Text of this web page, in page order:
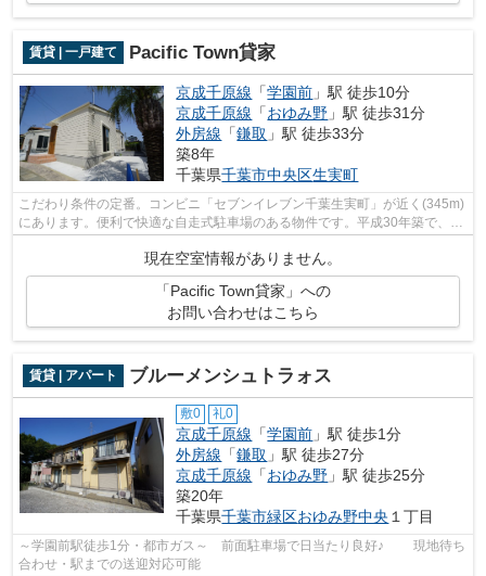
賃貸 | 一戸建て Pacific Town貸家
京成千原線 「学園前 」駅 徒歩10分
京成千原線 「おゆみ野 」駅 徒歩31分
外房線 「鎌取 」駅 徒歩33分
築8年
千葉県千葉市中央区生実町
こだわり条件の定番。コンビニ「セブンイレブン千葉生実町」が近く(345m)
にあります。便利で快適な自走式駐車場のある物件です。平成30年築で、多
現在空室情報がありません。
「Pacific Town貸家」への
お問い合わせはこちら
賃貸 | アパート ブルーメンシュトラォス
敷0 礼0
京成千原線 「学園前 」駅 徒歩1分
外房線 「鎌取 」駅 徒歩27分
京成千原線 「おゆみ野 」駅 徒歩25分
築20年
千葉県千葉市緑区おゆみ野中央 １丁目
～学園前駅徒歩1分・都市ガス～ 前面駐車場で日当たり良好♪ 現地待ち
合わせ・駅までの送迎対応可能